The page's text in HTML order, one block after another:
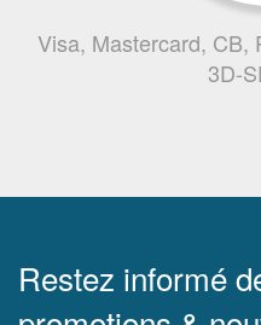
Visa, Mastercard, CB,
3D-
Restez informé